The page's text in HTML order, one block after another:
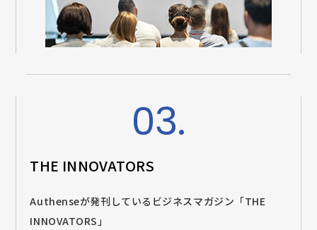
03.
THE INNOVATORS
Authenseが発刊しているビジネスマガジン「THE
INNOVATORS」